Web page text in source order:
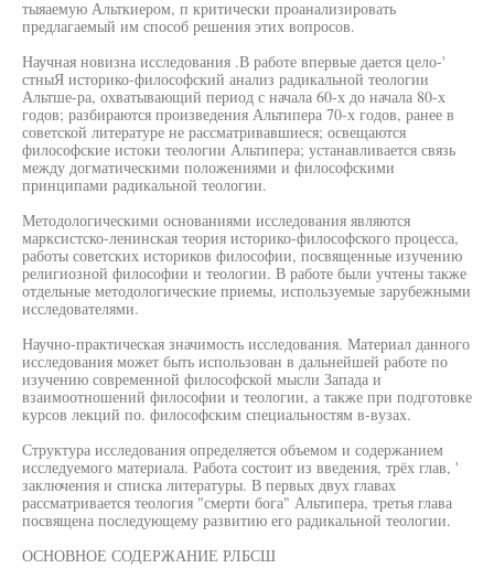
тыяаемую Альткиером, п критически проанализировать
предлагаемый им способ решения этих вопросов.
Научная новизна исследования .В работе впервые дается цело-'
стныЯ историко-философский анализ радикальной теологии
Альтше-ра, охватывающий период с начала 60-х до начала 80-х
годов; разбираются произведения Альтипера 70-х годов, ранее в
советской литературе не рассматривавшиеся; освещаются
философские истоки теологии Альтипера; устанавливается связь
между догматическими положениями и философскими
принципами радикальной теологии.
Методологическими основаниями исследования являются
марксистско-ленинская теория историко-философского процесса,
работы советских историков философии, посвященные изучению
религиозной философии и теологии. В работе были учтены также
отдельные методологические приемы, используемые зарубежными
исследователями.
Научно-практическая значимость исследования. Материал данного
исследования может быть использован в дальнейшей работе по
изучению современной философской мысли Запада и
взаимоотношений философии и теологии, а также при подготовке
курсов лекций по. философским специальностям в-вузах.
Структура исследования определяется объемом и содержанием
исследуемого материала. Работа состоит из введения, трёх глав, '
заключения и списка литературы. В первых двух главах
рассматривается теология "смерти бога" Альтипера, третья глава
посвящена последующему развитию его радикальной теологии.
ОСНОВНОЕ СОДЕРЖАНИЕ РЛБСШ